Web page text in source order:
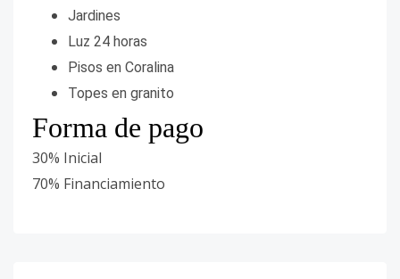
Jardines
Luz 24 horas
Pisos en Coralina
Topes en granito
Forma de pago
30% Inicial
70% Financiamiento